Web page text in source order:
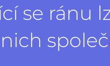
se ránu